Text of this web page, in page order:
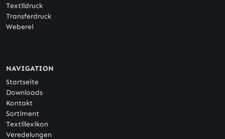
Textildruck
Transferdruck
Weberei
NAVIGATION
Startseite
Downloads
Kontakt
Sortiment
Textillexikon
Veredelungen